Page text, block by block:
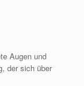
Augen und
der sich über